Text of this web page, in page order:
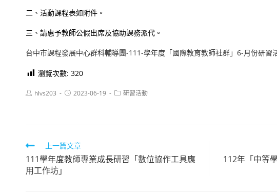
二、活動課程表如附件。
三、請惠予教師公假出席及協助課務派代。
台中市課程發展中心群科輔導團-111-學年度「國際教育教師社群」6-月份研習
瀏覽次數: 320
Posthlvs203
Post2023-06-19
Post研習活動
Read
more
articles
上一篇文章
111學年度教師專業成長研習「數位協作工具應
用工作坊」
112年「中等